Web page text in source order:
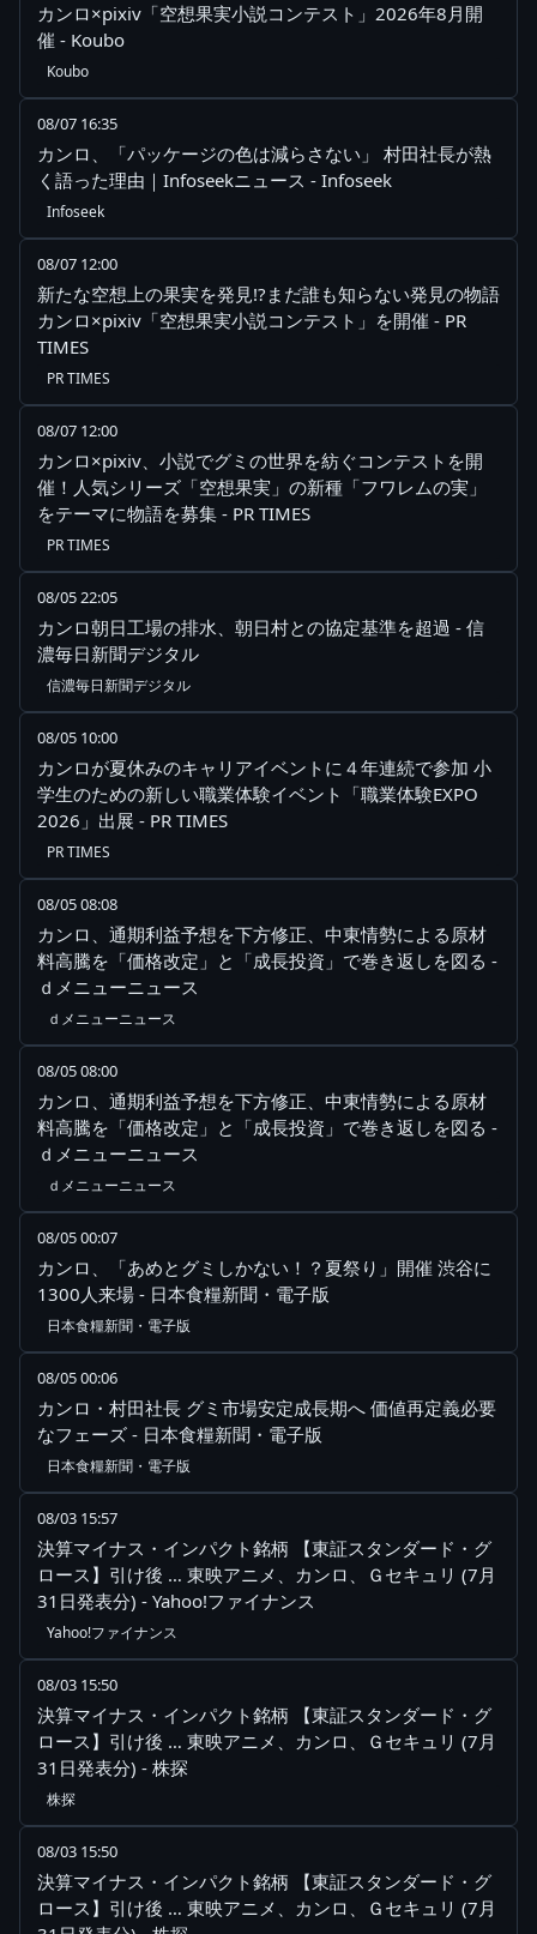
カンロ×pixiv「空想果実小説コンテスト」2026年8月開
催 - Koubo
Koubo
08/07 16:35
カンロ、「パッケージの色は減らさない」 村田社長が熱
く語った理由｜Infoseekニュース - Infoseek
Infoseek
08/07 12:00
新たな空想上の果実を発見!?まだ誰も知らない発見の物語
カンロ×pixiv「空想果実小説コンテスト」を開催 - PR
TIMES
PR TIMES
08/07 12:00
カンロ×pixiv、小説でグミの世界を紡ぐコンテストを開
催！人気シリーズ「空想果実」の新種「フワレムの実」
をテーマに物語を募集 - PR TIMES
PR TIMES
08/05 22:05
カンロ朝日工場の排水、朝日村との協定基準を超過 - 信
濃毎日新聞デジタル
信濃毎日新聞デジタル
08/05 10:00
カンロが夏休みのキャリアイベントに４年連続で参加 小
学生のための新しい職業体験イベント「職業体験EXPO
2026」出展 - PR TIMES
PR TIMES
08/05 08:08
カンロ、通期利益予想を下方修正、中東情勢による原材
料高騰を「価格改定」と「成長投資」で巻き返しを図る -
ｄメニューニュース
ｄメニューニュース
08/05 08:00
カンロ、通期利益予想を下方修正、中東情勢による原材
料高騰を「価格改定」と「成長投資」で巻き返しを図る -
ｄメニューニュース
ｄメニューニュース
08/05 00:07
カンロ、「あめとグミしかない！？夏祭り」開催 渋谷に
1300人来場 - 日本食糧新聞・電子版
日本食糧新聞・電子版
08/05 00:06
カンロ・村田社長 グミ市場安定成長期へ 価値再定義必要
なフェーズ - 日本食糧新聞・電子版
日本食糧新聞・電子版
08/03 15:57
決算マイナス・インパクト銘柄 【東証スタンダード・グ
ロース】引け後 … 東映アニメ、カンロ、Ｇセキュリ (7月
31日発表分) - Yahoo!ファイナンス
Yahoo!ファイナンス
08/03 15:50
決算マイナス・インパクト銘柄 【東証スタンダード・グ
ロース】引け後 … 東映アニメ、カンロ、Ｇセキュリ (7月
31日発表分) - 株探
株探
08/03 15:50
決算マイナス・インパクト銘柄 【東証スタンダード・グ
ロース】引け後 … 東映アニメ、カンロ、Ｇセキュリ (7月